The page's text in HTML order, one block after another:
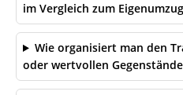
im Vergleich zum
Wie organisiert man den
oder wertvollen